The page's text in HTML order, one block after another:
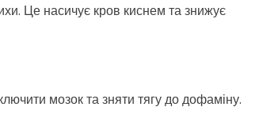
Це насичує кров киснем та знижує
мозок та зняти тягу до дофаміну.